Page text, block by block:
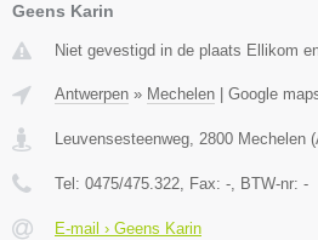
Geens Karin
Niet gevestigd in de plaats Ellikom
Antwerpen » Mechelen Google
Leuvensesteenweg, 2800 Mechelen (
Tel: 0475/475.322, Fax: -, BTW-nr: -
E-mail › Geens Karin